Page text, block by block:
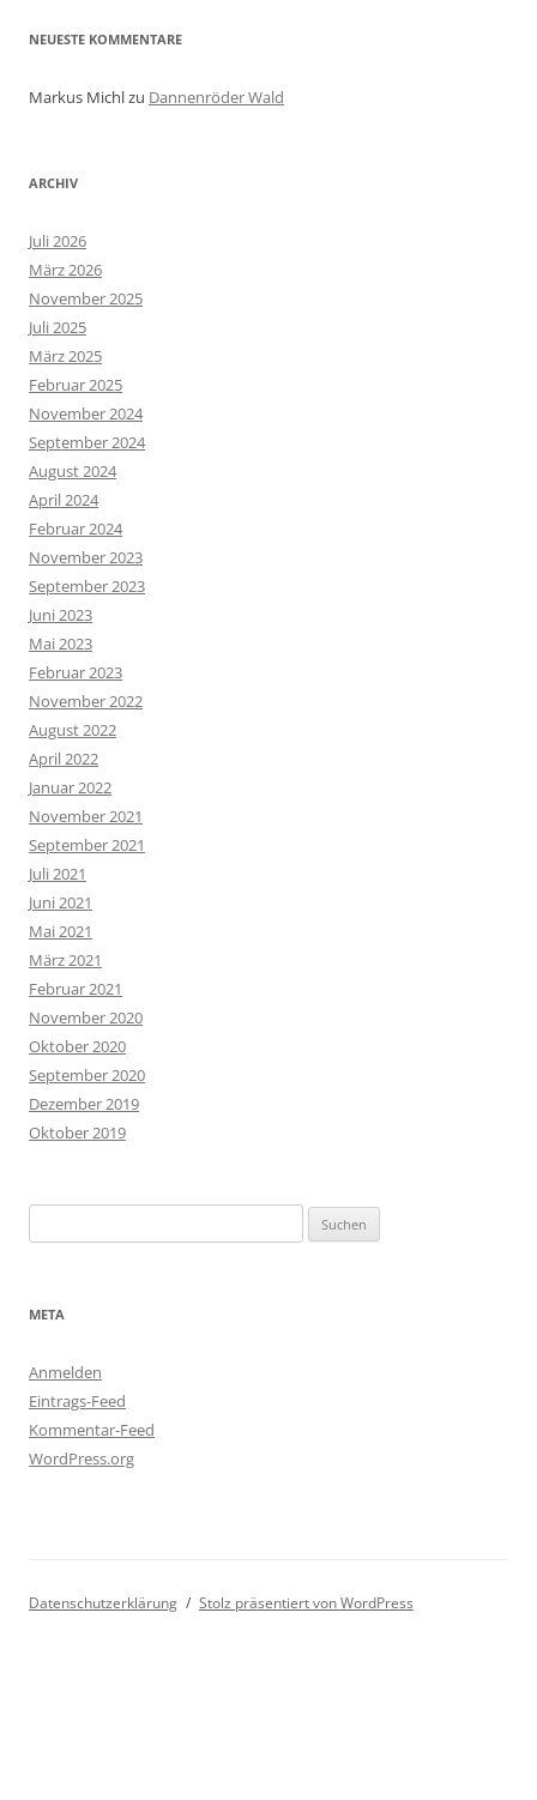
NEUESTE KOMMENTARE
Markus Michlzu Dannenröder Wald
ARCHIV
Juli 2026
März 2026
November 2025
Juli 2025
März 2025
Februar 2025
November 2024
September 2024
August 2024
April 2024
Februar 2024
November 2023
September 2023
Juni 2023
Mai 2023
Februar 2023
November 2022
August 2022
April 2022
Januar 2022
November 2021
September 2021
Juli 2021
Juni 2021
Mai 2021
März 2021
Februar 2021
November 2020
Oktober 2020
September 2020
Dezember 2019
Oktober 2019
nach:
META
Anmelden
Eintrags-Feed
Kommentar-Feed
WordPress.org
Datenschutzerklärung Stolz präsentiert von WordPress